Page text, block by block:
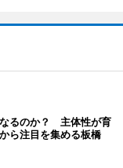
るのか？ 主体性が育
ら注目を集める板橋